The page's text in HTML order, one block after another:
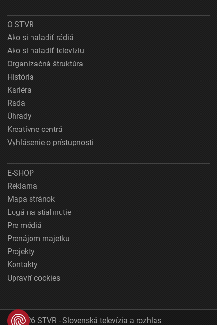
O STVR
Ako si naladiť rádiá
Ako si naladiť televíziu
Organizačná štruktúra
História
Kariéra
Rada
Úhrady
Kreatívne centrá
Vyhlásenie o prístupnosti
E-SHOP
Reklama
Mapa stránok
Logá na stiahnutie
Pre médiá
Prenájom majetku
Projekty
Kontakty
Upraviť cookies
© 2026 STVR - Slovenská televízia a rozhlas